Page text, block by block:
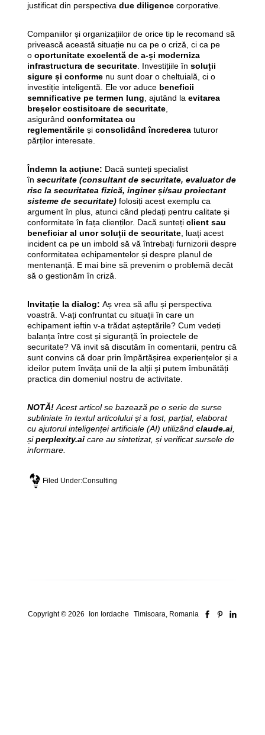
justificat din perspectiva due diligence corporative.
Companiilor și organizațiilor de orice tip le recomand să
privească această situație nu ca pe o criză, ci ca pe
o oportunitate excelentă de a-și moderniza
infrastructura de securitate. Investițiile în soluții
sigure și conformenu sunt doar o cheltuială, ci o
investiție inteligentă. Ele vor aduce beneficii
semnificative pe termen lung , ajutând la evitarea
breșelor costisitoare de securitate,
asigurând conformitatea cu
reglementărileși consolidând încredereatuturor
părților interesate.
Îndemn la acțiune: Dacă sunteți specialist
în securitate (consultant de securitate, evaluator de
risc la securitatea fizică, inginer și/sau proiectant
sisteme de securitate)folosiți acest exemplu ca
argument în plus, atunci când pledați pentru calitate și
conformitate în fața clienților. Dacă sunteți client sau
beneficiar al unor soluții de securitate, luați acest
incident ca pe un imbold să vă întrebați furnizorii despre
conformitatea echipamentelor și despre planul de
mentenanță. E mai bine să prevenim o problemă decât
să o gestionăm în criză.
Invitație la dialog: Aș vrea să aflu și perspectiva
voastră. V-ați confruntat cu situații în care un
echipament ieftin v-a trădat așteptările? Cum vedeți
balanța între cost și siguranță în proiectele de
securitate? Vă invit să discutăm în comentarii, pentru că
sunt convins că doar prin împărtășirea experiențelor și a
ideilor putem învăța unii de la alții și putem îmbunătăți
practica din domeniul nostru de activitate.
NOTĂ!Acest articol se bazează pe o serie de surse
subliniate în textul articolului și a fost, parțial, elaborat
cu ajutorul inteligenței artificiale (AI) utilizând claude.ai,
șiperplexity.aicare au sintetizat, și verificat sursele de
informare.
Filed Under:Consulting
Copyright © 2026 Ion Iordache Timisoara, Romania